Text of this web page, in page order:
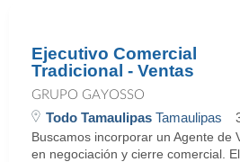
Ejecutivo Comercial
Tradicional - Ventas
GRUPO GAYOSSO
Todo Tamaulipas Tamaulipas
Buscamos incorporar un Agente de
en negociación y cierre comercial.